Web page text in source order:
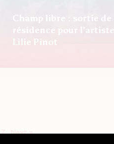
Champ libre : sortie de
résidence pour l’artiste
Lilie Pinot
7 Next »